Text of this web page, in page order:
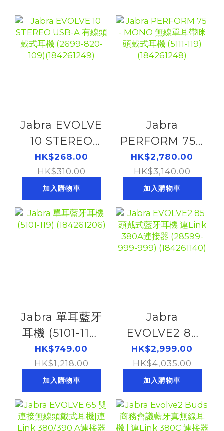
Jabra EVOLVE
10 STEREO
USB-A 有線頭
戴式耳機
(2699-820-
(184261249)
HK$268.00
HK$310.00
加入購物車
Jabra
PERFORM 75 -
MONO 無線單
耳帶咪頭戴式耳
機 (5111-119)
HK$2,780.00
HK$3,140.00
加入購物車
Jabra 單耳藍牙
耳機 (5101-119)
(184261206)
HK$749.00
HK$1,218.00
加入購物車
Jabra
EVOLVE2 85
頭戴式藍牙耳機
連Link 380A連
接器 (28599-
(184261140)
HK$2,999.00
HK$4,035.00
加入購物車